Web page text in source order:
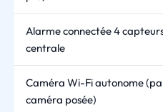
Alarme connectée 4
centrale
Caméra Wi-Fi autonome
caméra posée)